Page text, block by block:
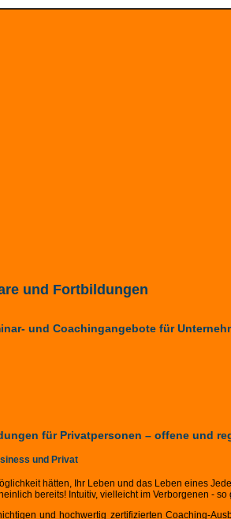
und Fortbildungen
und Coachingangebote für
für Privatpersonen – offene und
und Privat
hätten, Ihr Leben und das Leben eines
bereits! Intuitiv, vielleicht im Verborgenen - so
und hochwertig zertifizierten Coaching-